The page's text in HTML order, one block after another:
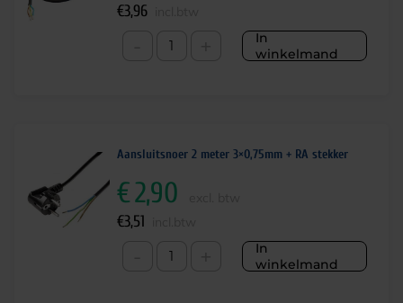
In
winkelmand
€3,96
Aansluitsnoer 2 meter 3×0,75mm + RA stekker
In
winkelmand
€2,90
€3,51